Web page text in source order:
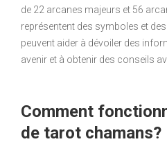
de 22 arcanes majeurs et 56
représentent des symboles et
peuvent aider à dévoiler des
avenir et à obtenir des conseils
Comment
de tarot chamans?